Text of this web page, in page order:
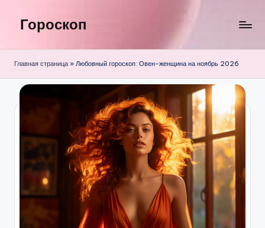
Перейти
содержимому
Гороскоп
Главная страница » Любовный гороскоп: Овен-женщина на ноябрь 2026